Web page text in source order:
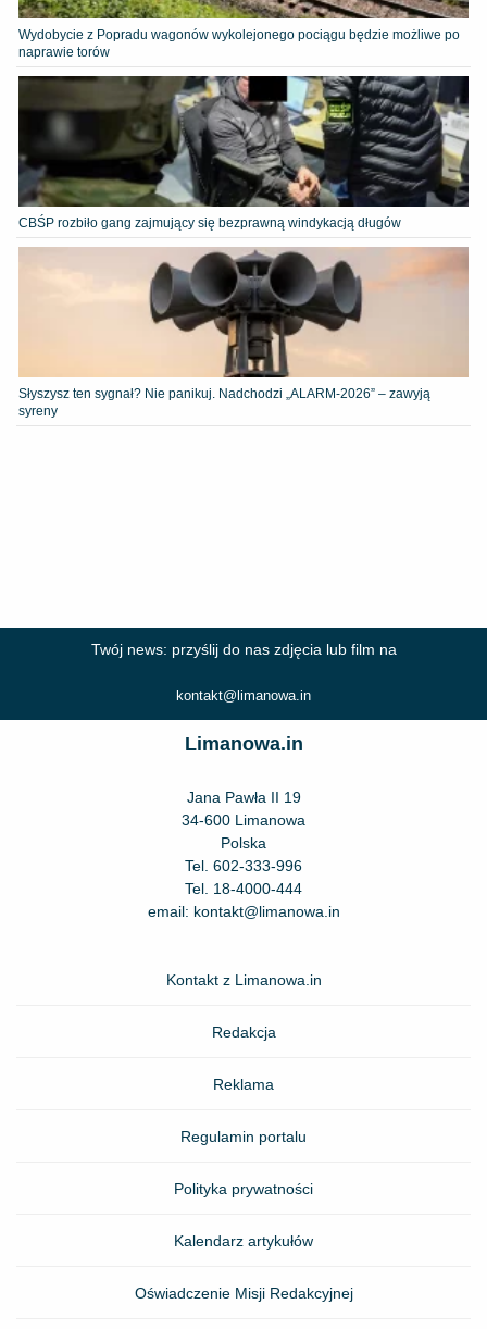
Wydobycie z Popradu wagonów wykolejonego pociągu będzie możliwe po
naprawie torów
CBŚP rozbiło gang zajmujący się bezprawną windykacją długów
Słyszysz ten sygnał? Nie panikuj. Nadchodzi „ALARM-2026” – zawyją
syreny
Twój news: przyślij do nas zdjęcia lub film na
kontakt@limanowa.in
Limanowa.in
Jana Pawła II 19
34-600 Limanowa
Polska
Tel. 602-333-996
Tel. 18-4000-444
email: kontakt@limanowa.in
Kontakt z Limanowa.in
Redakcja
Reklama
Regulamin portalu
Polityka prywatności
Kalendarz artykułów
Oświadczenie Misji Redakcyjnej